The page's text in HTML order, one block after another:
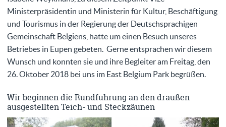
Ministerpräsidentin und Ministerin für Kultur, Beschäftigung
und Tourismus in der Regierung der Deutschsprachigen
Gemeinschaft Belgiens, hatte um einen Besuch unseres
Betriebes in Eupen gebeten. Gerne entsprachen wir diesem
Wunsch und konnten sie und ihre Begleiter am Freitag, den
26. Oktober 2018 bei uns im East Belgium Park begrüßen.
Wir beginnen die Rundführung an den draußen
ausgestellten Teich- und Steckzäunen